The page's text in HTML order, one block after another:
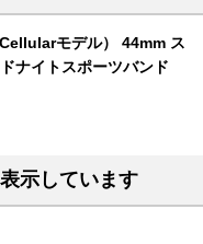
モデル） 44mm ス
ナイトスポーツバンド
示しています